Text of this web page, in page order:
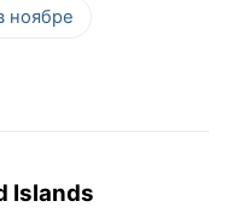
ноябре
Islands